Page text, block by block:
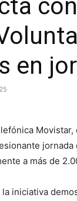
en
a más de
la iniciativa